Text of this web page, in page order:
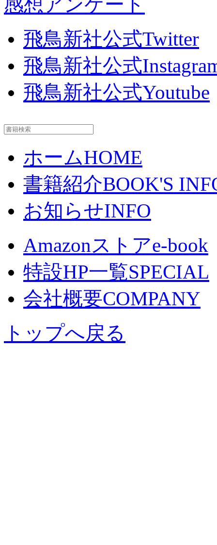
感想アンケート
飛鳥新社公式Twitter
飛鳥新社公式
飛鳥新社公式Youtube
ホームHOME
書籍紹介BOOK'S
お知らせINFO
Amazonストアe-book
特設HP一覧SPECIAL
会社概要COMPANY
トップへ戻る